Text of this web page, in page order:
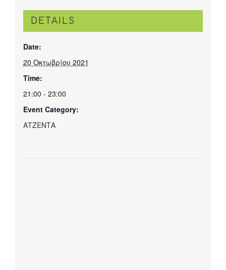
DETAILS
Date:
20 Οκτωβρίου 2021
Time:
21:00 - 23:00
Event Category:
ΑΤΖΕΝΤΑ